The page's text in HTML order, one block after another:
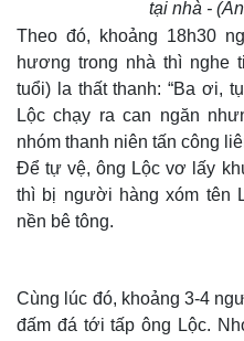
tại nhà -
Theo đó, khoảng 18h30
hương trong nhà thì nghe
tuổi) la thất thanh: “Ba ơi,
Lộc chạy ra can ngăn
nhóm thanh niên tấn công
Để tự vệ, ông Lộc vơ lấy
thì bị người hàng xóm tên
nền bê tông.
Cùng lúc đó, khoảng 3-4
đấm đá tới tấp ông Lộc.